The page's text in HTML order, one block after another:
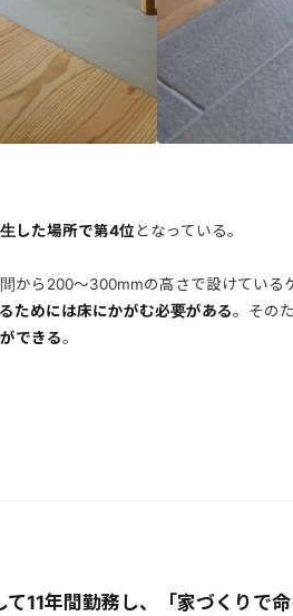
した場所で第4位 となっている。
から200～300mmの高さで設けている
ためには床にかがむ必要がある。そのた
できる。
て11年間勤務し、「家づくりで